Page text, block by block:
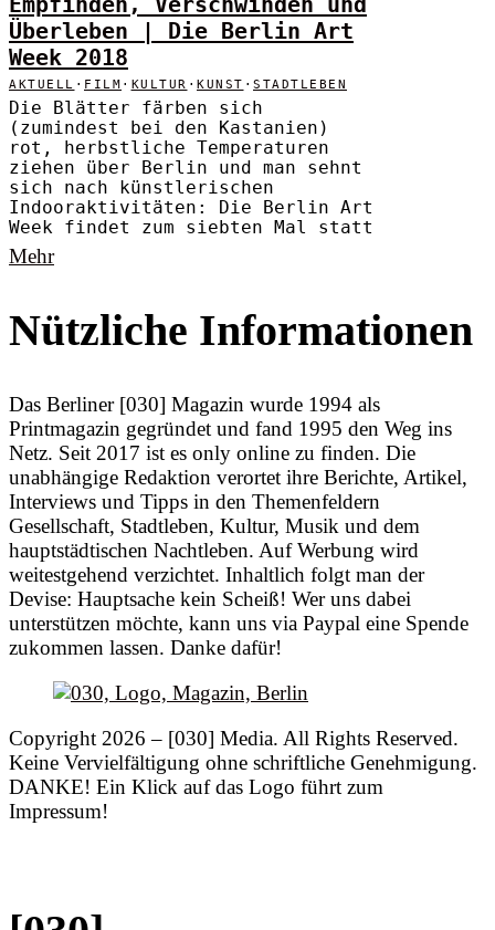
Überleben | Die Berlin Art
Week 2018
AKTUELL · FILM · KULTUR · KUNST · STADTLEBEN
Die Blätter färben sich
(zumindest bei den Kastanien)
rot, herbstliche Temperaturen
ziehen über Berlin und man sehnt
sich nach künstlerischen
Indooraktivitäten: Die Berlin Art
Week findet zum siebten Mal statt
Mehr
Nützliche Informationen
Das Berliner [030] Magazin wurde 1994 als
Printmagazin gegründet und fand 1995 den Weg ins
Netz. Seit 2017 ist es only online zu finden. Die
unabhängige Redaktion verortet ihre Berichte, Artikel,
Interviews und Tipps in den Themenfeldern
Gesellschaft, Stadtleben, Kultur, Musik und dem
hauptstädtischen Nachtleben. Auf Werbung wird
weitestgehend verzichtet. Inhaltlich folgt man der
Devise: Hauptsache kein Scheiß! Wer uns dabei
unterstützen möchte, kann uns via Paypal eine Spende
zukommen lassen. Danke dafür!
Copyright 2026 – [030] Media. All Rights Reserved.
Keine Vervielfältigung ohne schriftliche Genehmigung.
DANKE! Ein Klick auf das Logo führt zum
Impressum!